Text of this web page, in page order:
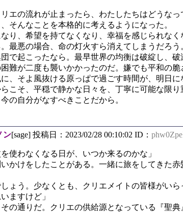
エの流れが止まったら、わたしたちはどうな
そんなことを本格的に考えるようになった。
り、希望を持てなくなり、幸福を感じられな
最悪の場合、命の灯火すら消えてしまうだろう
で起こったなら。最早世界の均衡は破綻し、
難が二度も襲いかかったのだ。嫌でも平和の脆
、そよ風抜ける原っぱで過ごす時間が、明日
こそ、平穏で静かな日々を、丁寧に可能な限り
の自分がなすべきことだから。
ン[sage] 投稿日：2023/02/28 00:10:02 ID：
使わなくなる日が、いつか来るのかな」
かけをしたことがある。一緒に旅をしてきた
ょう。少なくとも、クリエメイトの皆様がい
ますけど」
の通りだ。クリエの供給源となっている『聖